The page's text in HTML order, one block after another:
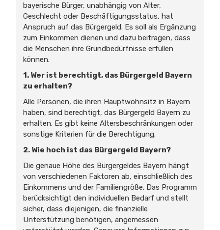
bayerische Bürger, unabhängig von Alter,
Geschlecht oder Beschäftigungsstatus, hat
Anspruch auf das Bürgergeld. Es soll als Ergänzung
zum Einkommen dienen und dazu beitragen, dass
die Menschen ihre Grundbedürfnisse erfüllen
können.
1. Wer ist berechtigt, das Bürgergeld Bayern
zu erhalten?
Alle Personen, die ihren Hauptwohnsitz in Bayern
haben, sind berechtigt, das Bürgergeld Bayern zu
erhalten. Es gibt keine Altersbeschränkungen oder
sonstige Kriterien für die Berechtigung.
2. Wie hoch ist das Bürgergeld Bayern?
Die genaue Höhe des Bürgergeldes Bayern hängt
von verschiedenen Faktoren ab, einschließlich des
Einkommens und der Familiengröße. Das Programm
berücksichtigt den individuellen Bedarf und stellt
sicher, dass diejenigen, die finanzielle
Unterstützung benötigen, angemessen